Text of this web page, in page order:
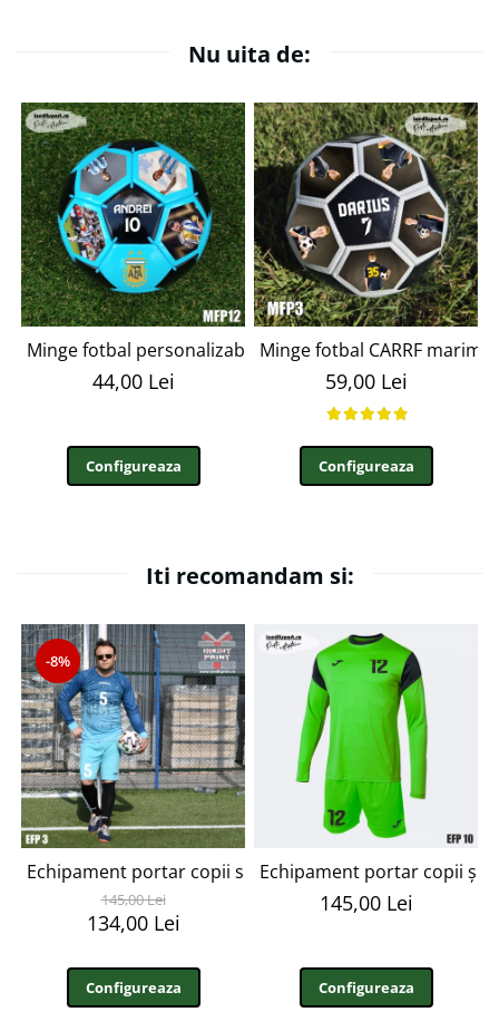
Nu uita de:
Minge fotbal personalizabila cu poza si text MFN12
44,00 Lei
Configureaza
Minge fotbal CARRF
59,00 Lei
Configureaza
Iti recomandam si:
-8%
Echipament portar copii si adulti personalizabil EFP3
145,00 Lei
134,00 Lei
Configureaza
Echipament portar copii și
145,00 Lei
Configureaza